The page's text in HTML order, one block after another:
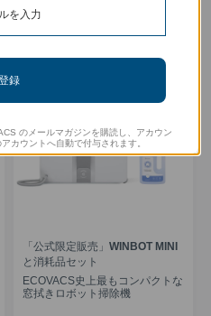
コスパ最強
「公式限定販売」WINBOT MINI
と消耗品セット
ECOVACS史上最もコンパクトな
窓拭きロボット掃除機
録
のメールマガジンを購読し、アカウン
カウントへ自動で付与されます。